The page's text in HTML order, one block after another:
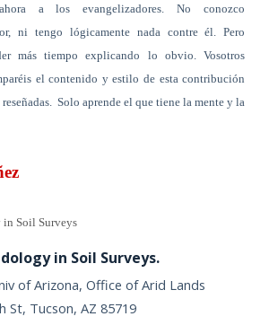
a los evangelizadores. No conozco
ni tengo lógicamente nada contre él. Pero
más tiempo explicando lo obvio. Vosotros
el contenido y estilo de esta contribución
Solo aprende el que tiene la mente y la
in Soil Surveys
in Soil Surveys.
of Arizona, Office of Arid Lands
St, Tucson, AZ 85719